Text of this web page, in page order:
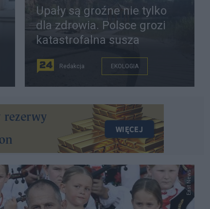
Upały są groźne nie tylko
dla zdrowia. Polsce grozi
katastrofalna susza
Redakcja EKOLOGIA
East News